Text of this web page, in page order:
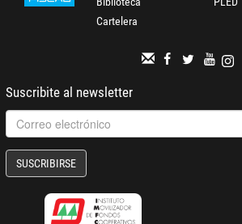
Cartelera
Suscribite al newsletter
SUSCRIBIRSE